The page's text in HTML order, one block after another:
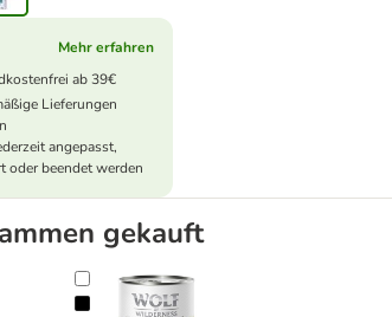
Mehr erfahren
ab 39€
Lieferungen
angepasst,
oder beendet werden
gekauft
Specific BoxerWolf of Wilderness Einzeldose 1 x 400 g